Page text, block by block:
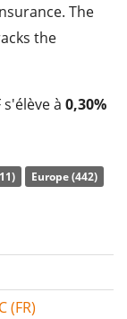
The
the
s'élève à 0,30%
UCITS ETF
de l'ETF
ETF Acc
Europe (442)
(FR)